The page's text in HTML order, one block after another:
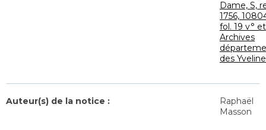
Dame, S,
1756,
fol. 19 v°
Archives
des
Auteur(s) de la notice :
Raphaël
Masson